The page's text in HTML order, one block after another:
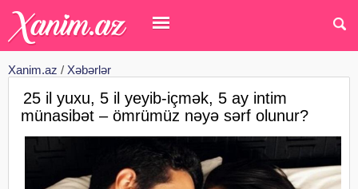
Xanim.az / Xəbərlər
25 il yuxu, 5 il yeyib-içmək, 5 ay intim
münasibət – ömrümüz nəyə sərf olunur?